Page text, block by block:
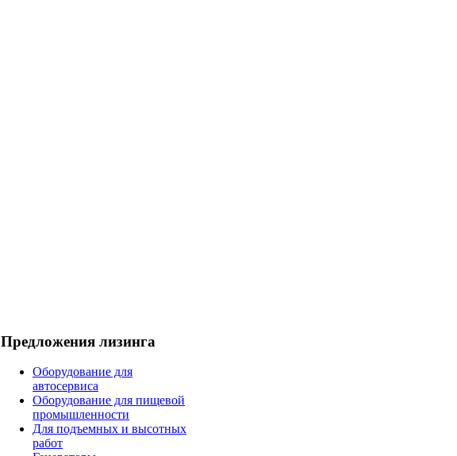
Предложения лизинга
Оборудование для
автосервиса
Оборудование для пищевой
промышленности
Для подъемных и высотных
работ